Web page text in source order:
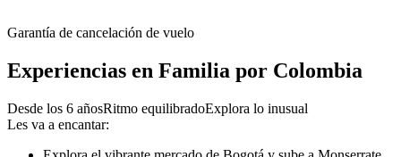
Garantía de cancelación de vuelo
Experiencias en Familia por Colombia
Desde los 6 añosRitmo equilibradoExplora lo inusual
Les va a encantar: